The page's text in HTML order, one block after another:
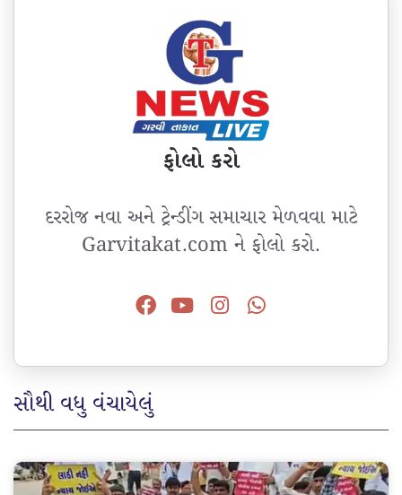
ફોલો કરો
દરરોજ નવા અને ટ્રેન્ડીંગ સમાચાર મેળવવા માટે
Garvitakat.com ને ફોલો કરો.
સૌથી વધુ વંચાયેલું